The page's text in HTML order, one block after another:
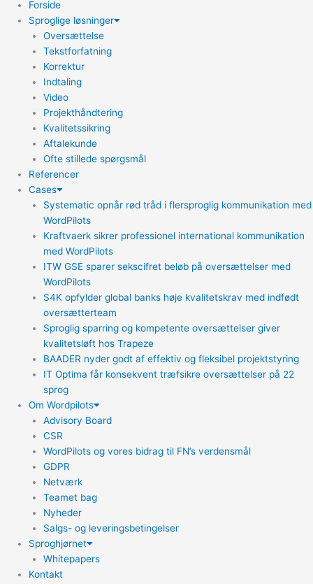
Forside
Sproglige løsninger
Oversættelse
Tekstforfatning
Korrektur
Indtaling
Video
Projekthåndtering
Kvalitetssikring
Aftalekunde
Ofte stillede spørgsmål
Referencer
Cases
Systematic opnår rød tråd i flersproglig kommunikation med
WordPilots
Kraftvaerk sikrer professionel international kommunikation
med WordPilots
ITW GSE sparer sekscifret beløb på oversættelser med
WordPilots
S4K opfylder global banks høje kvalitetskrav med indfødt
oversætterteam
Sproglig sparring og kompetente oversættelser giver
kvalitetsløft hos Trapeze
BAADER nyder godt af effektiv og fleksibel projektstyring
IT Optima får konsekvent træfsikre oversættelser på 22
sprog
Om Wordpilots
Advisory Board
CSR
WordPilots og vores bidrag til FN’s verdensmål
GDPR
Netværk
Teamet bag
Nyheder
Salgs- og leveringsbetingelser
Sproghjørnet
Whitepapers
Kontakt